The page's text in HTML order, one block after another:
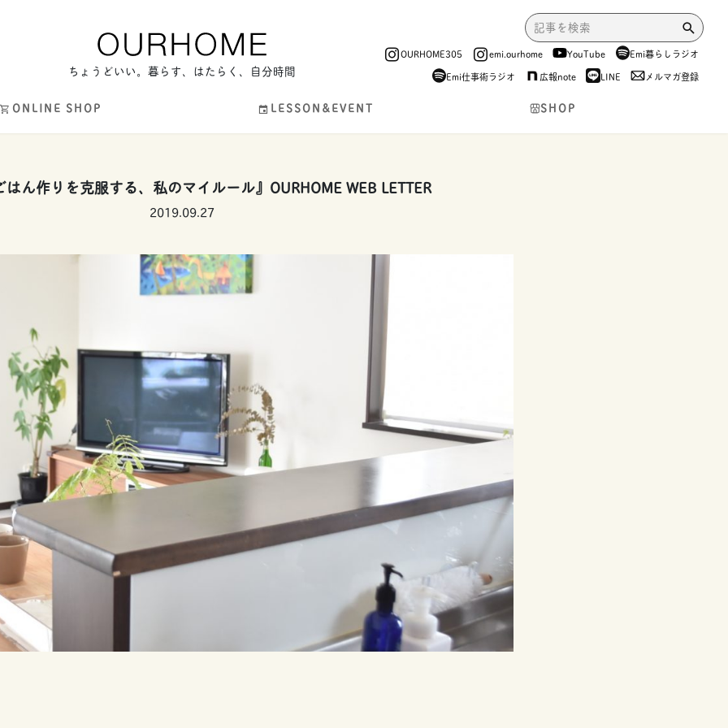
ちょうどいい。暮らす、はたらく、自分時間
OURHOME305 emi.ourhome YouTube
Emi暮らしラジオ
Emi仕事術ラジオ
広報note LINE メルマガ登録
ONLINE SHOP LESSON&EVENT SHOP
ん作りを克服する、私のマイルール』OURHOME WEB LETTER
2019.09.27